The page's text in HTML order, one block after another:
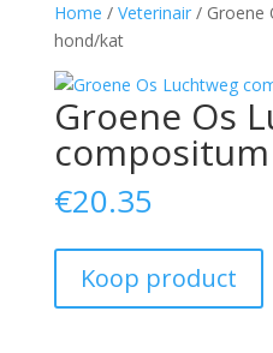
Home / Veterinair/ Groene
hond/kat
Groene Os
€20.35
Koop product